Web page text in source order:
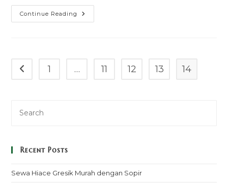
Continue Reading Sewa
Mobil
Sopir
Go to the previous page
1 … 11 12 13 14
Recent Posts
Sewa Hiace Gresik Murah dengan Sopir